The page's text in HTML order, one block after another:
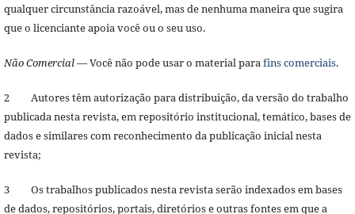
qualquer circunstância razoável, mas de nenhuma maneira que sugira
que o licenciante apoia você ou o seu uso.
Não Comercial— Você não pode usar o material parafins comerciais.
2 Autores têm autorização para distribuição, da versão do trabalho
publicada nesta revista, em repositório institucional, temático, bases de
dados e similares com reconhecimento da publicação inicial nesta
revista;
3 Os trabalhos publicados nesta revista serão indexados em bases
de dados, repositórios, portais, diretórios e outras fontes em que a